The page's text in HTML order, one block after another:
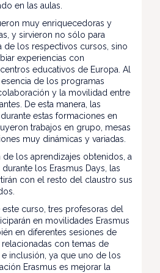
en las aulas.
muy enriquecedoras y
y sirvieron no sólo para
de los respectivos cursos, sino
experiencias con
educativos de Europa. Al
de los programas
y la movilidad entre
De esta manera, las
estas formaciones en
trabajos en grupo, mesas
muy dinámicas y variadas.
de los aprendizajes obtenidos, a
los Erasmus Days, las
con el resto del claustro sus
curso, tres profesoras del
en movilidades Erasmus
en diferentes sesiones de
con temas de
inclusión, ya que uno de los
Erasmus es mejorar la